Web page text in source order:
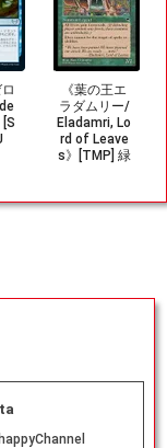
《葉の王エ
ラダムリー/
Eladamri, Lo
rd of Leave
s》[TMP] 緑